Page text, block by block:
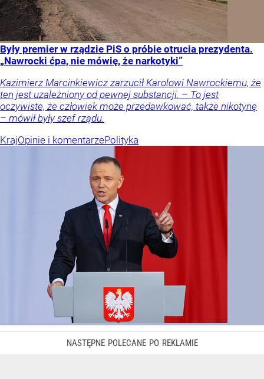
Były premier w rządzie PiS o próbie otrucia prezydenta.
„Nawrocki ćpa, nie mówię, że narkotyki”
Kazimierz Marcinkiewicz zarzucił Karolowi Nawrockiemu, że
ten jest uzależniony od pewnej substancji. – To jest
oczywiste, że człowiek może przedawkować, także nikotynę
– mówił były szef rządu.
KrajOpinie i komentarzePolityka